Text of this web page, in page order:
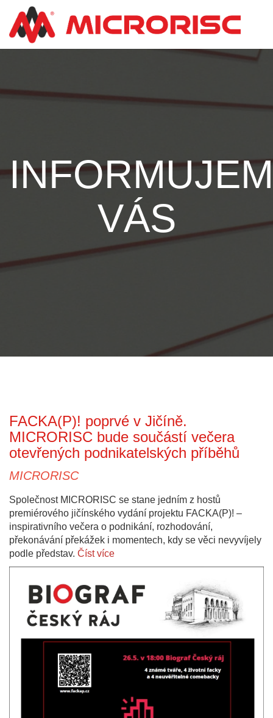
VÁS
FACKA(P)! poprvé v Jičíně.
MICRORISC bude součástí večera
otevřených podnikatelských příběhů
MICRORISC
Společnost MICRORISC se stane jedním z hostů
premiérového jičínského vydání projektu FACKA(P)! –
inspirativního večera o podnikání, rozhodování,
překonávání překážek i momentech, kdy se věci nevyvíjely
podle představ. Číst více